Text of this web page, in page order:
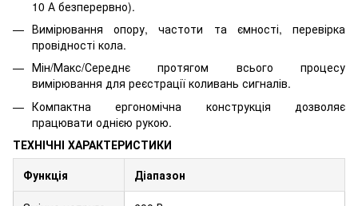
10 А безперервно).
Вимірювання опору, частоти та ємності, перевірка
провідності кола.
Мін/Макс/Середнє протягом всього процесу
вимірювання для реєстрації коливань сигналів.
Компактна ергономічна конструкція дозволяє
працювати однією рукою.
ТЕХНІЧНІ ХАРАКТЕРИСТИКИ
Функція
Діапазон